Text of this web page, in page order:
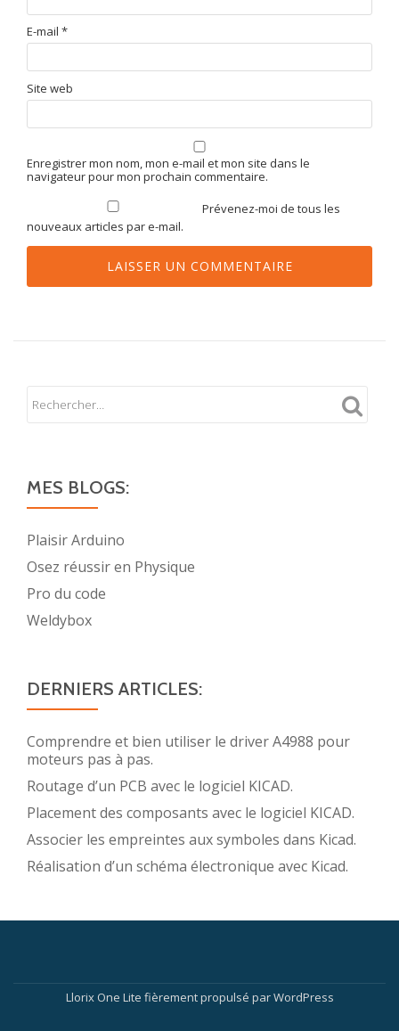
E-mail *
Site web
Enregistrer mon nom, mon e-mail et mon site dans le
navigateur pour mon prochain commentaire.
Prévenez-moi de tous les
nouveaux articles par e-mail.
MES BLOGS:
Plaisir Arduino
Osez réussir en Physique
Pro du code
Weldybox
DERNIERS ARTICLES:
Comprendre et bien utiliser le driver A4988 pour
moteurs pas à pas.
Routage d’un PCB avec le logiciel KICAD.
Placement des composants avec le logiciel KICAD.
Associer les empreintes aux symboles dans Kicad.
Réalisation d’un schéma électronique avec Kicad.
Menu
secondaire
Llorix One Lite fièrement propulsé parWordPress